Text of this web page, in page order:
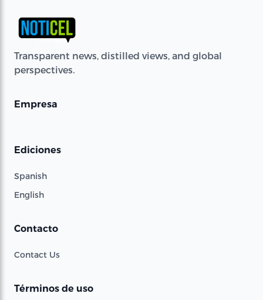
Transparent news, distilled views, and global
perspectives.
Empresa
Ediciones
Spanish
English
Contacto
Contact Us
Términos de uso